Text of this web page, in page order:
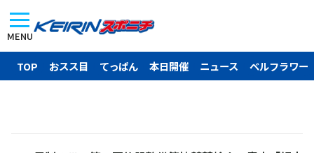
MENU
TOP おスス目 てっぱん 本日開催 ニュース ベルフラワー